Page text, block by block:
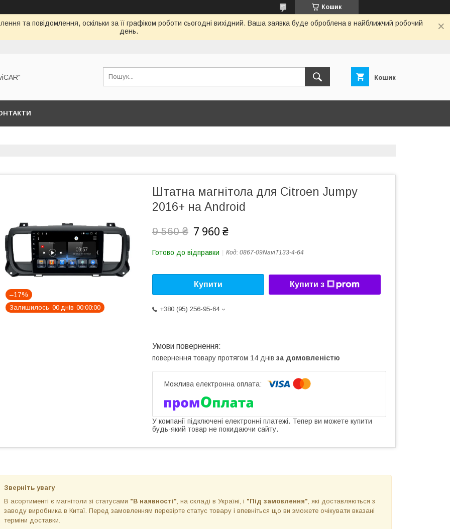
Кошик
та повідомлення, оскільки за її графіком роботи сьогодні вихідний. Ваша заявка буде оброблена в найближчий робочий
день.
Кошик
–17%
Залишилось 00 днів 00 00 00
Штатна магнітола для Citroen Jumpy
2016+ на Android
9 560 ₴ 7 960 ₴
Готово до відправки Код: 0867-09NaviT133-4-64
Купити Купити з
+380 (95) 256-95-64
повернення товару протягом 14 днів за домовленістю
У компанії підключені електронні платежі. Тепер ви можете купити
будь-який товар не покидаючи сайту.
Зверніть увагу
В асортименті є магнітоли зі статусами "В наявності" , на складі в Україні, і "Під замовлення" , які доставляються з
заводу виробника в Китаї. Перед замовленням перевірте статус товару і впевніться що ви зможете очікувати вказані
терміни доставки.